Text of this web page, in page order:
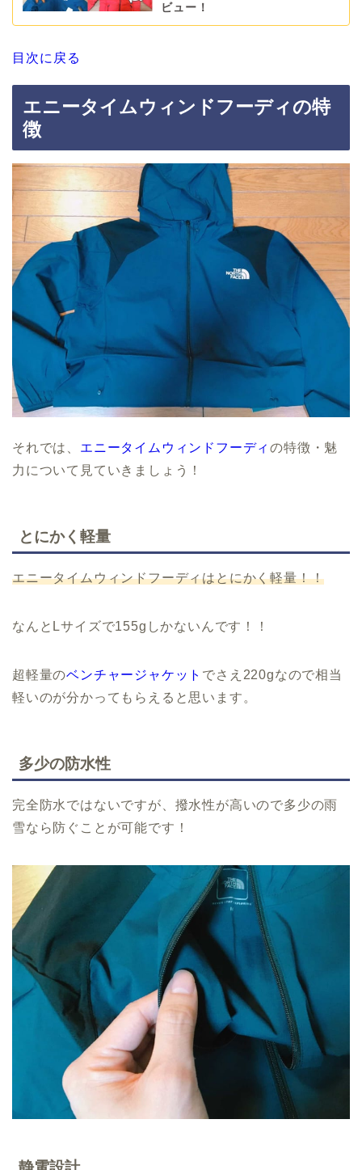
ビュー！
目次に戻る
エニータイムウィンドフーディの特
徴
それでは、 エニータイムウィンドフーディの特徴・魅
力について見ていきましょう！
とにかく軽量
エニータイムウィンドフーディはとにかく軽量！！
なんとLサイズで155gしかないんです！！
超軽量のベンチャージャケット でさえ220gなので相当
軽いのが分かってもらえると思います。
多少の防水性
完全防水ではないですが、撥水性が高いので多少の雨
雪なら防ぐことが可能です！